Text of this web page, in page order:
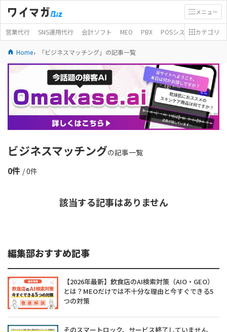
メニュー
営業代行 SNS運用代行 会計ソフト MEO PBX POSシステム モバイ
カテゴリ
Home 「ビジネスマッチング」の記事一覧
ビジネスマッチングの記事一覧
0件 / 0件
該当する記事はありません
編集部おすすめ記事
【2026年最新】飲食店のAI検索対策（AIO・GEO）
とは？MEOだけでは不十分な理由と今すぐできる5
つの対策
そのスマートロック、サービス終了していません